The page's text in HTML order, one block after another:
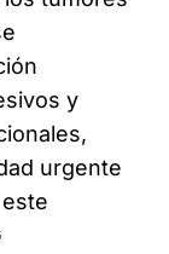
y
urgente